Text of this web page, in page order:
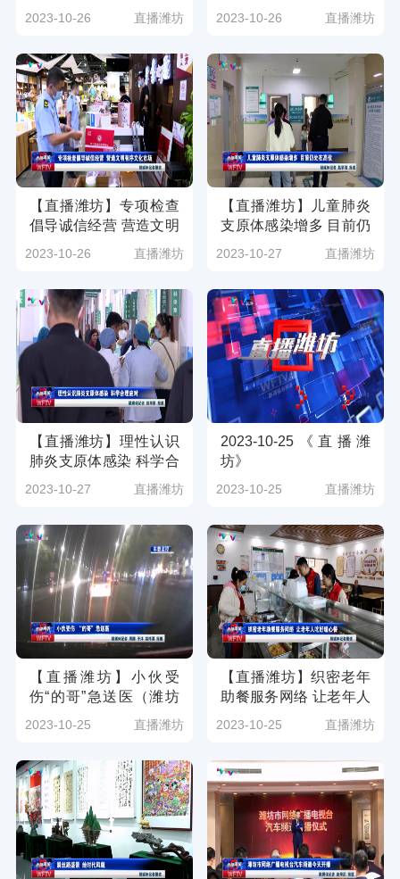
（潍坊广电新媒体讯）
2023-10-26 直播潍坊
秩序专项整治提升行动
（潍坊广电新媒体讯）
2023-10-26 直播潍坊
【直播潍坊】专项检查
倡导诚信经营 营造文明
有序文化市场（潍坊广
2023-10-26 直播潍坊
【直播潍坊】儿童肺炎
支原体感染增多 目前仍
处在高位（潍坊广电新
媒体讯 记者：赵学朋）
2023-10-27 直播潍坊
【直播潍坊】理性认识
肺炎支原体感染 科学合
理应对（潍坊广电新媒
体讯 记者：赵学朋）
2023-10-27 直播潍坊
2023-10-25《直播潍
坊》
2023-10-25 直播潍坊
【直播潍坊】小伙受
伤“的哥”急送医（潍坊
广电新媒体讯 记者：周
2023-10-25 直播潍坊
【直播潍坊】织密老年
助餐服务网络 让老年人
吃好暖心餐(潍坊广电新
2023-10-25 直播潍坊